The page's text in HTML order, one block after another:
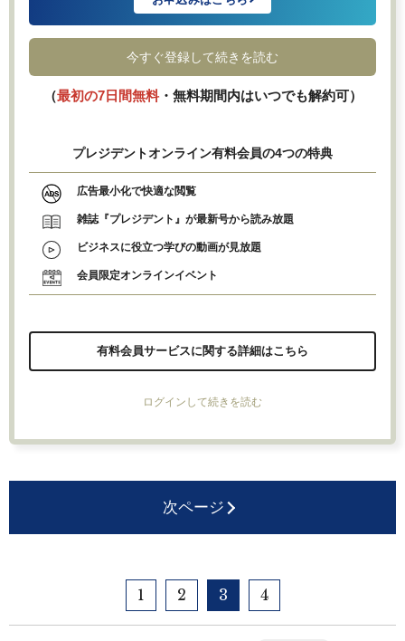
今すぐ登録して続きを読む
（最初の7日間無料・無料期間内はいつでも解約可）
プレジデントオンライン有料会員の4つの特典
広告最小化で快適な閲覧
雑誌『プレジデント』が最新号から読み放題
ビジネスに役立つ学びの動画が見放題
会員限定オンラインイベント
有料会員サービスに関する詳細はこちら
ログインして続きを読む
次ページ
1 2 3 4